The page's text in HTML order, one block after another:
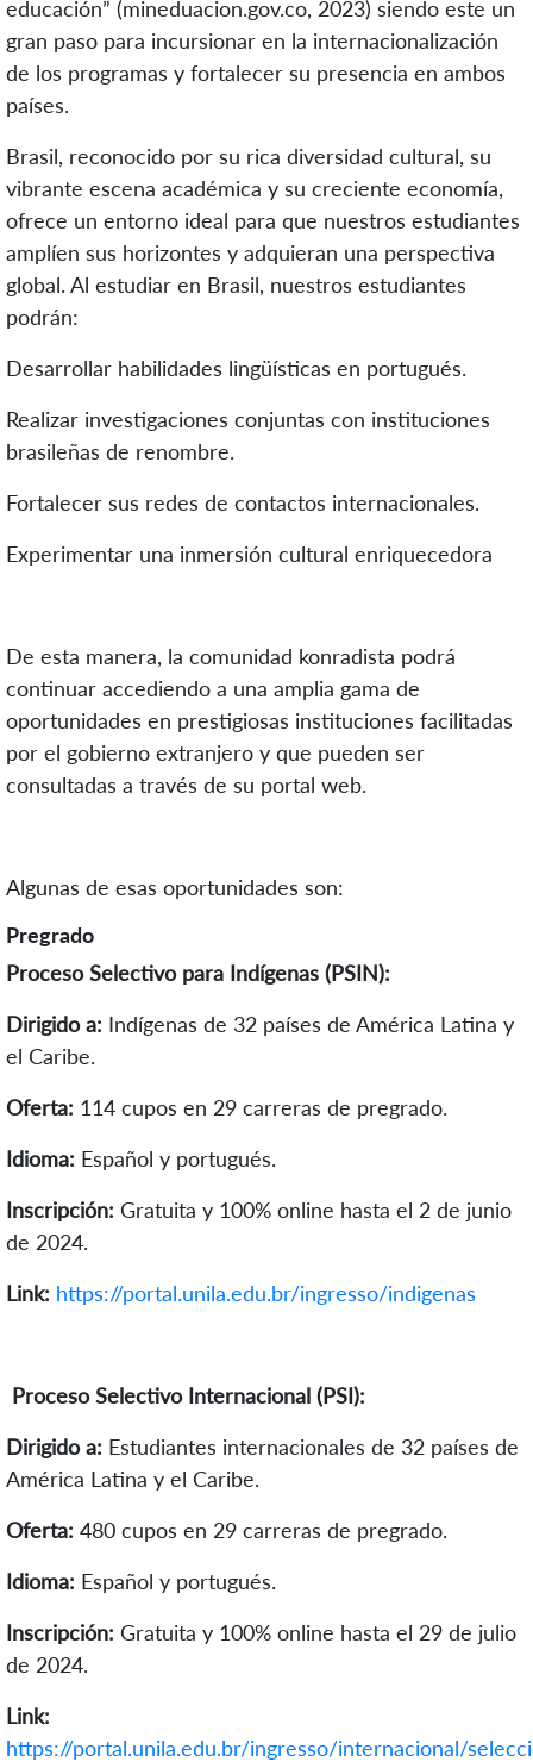
educación” (mineduacion.gov.co, 2023) siendo este un
gran paso para incursionar en la internacionalización
de los programas y fortalecer su presencia en ambos
países.
Brasil, reconocido por su rica diversidad cultural, su
vibrante escena académica y su creciente economía,
ofrece un entorno ideal para que nuestros estudiantes
amplíen sus horizontes y adquieran una perspectiva
global. Al estudiar en Brasil, nuestros estudiantes
podrán:
Desarrollar habilidades lingüísticas en portugués.
Realizar investigaciones conjuntas con instituciones
brasileñas de renombre.
Fortalecer sus redes de contactos internacionales.
Experimentar una inmersión cultural enriquecedora
De esta manera, la comunidad konradista podrá
continuar accediendo a una amplia gama de
oportunidades en prestigiosas instituciones facilitadas
por el gobierno extranjero y que pueden ser
consultadas a través de su portal web.
Algunas de esas oportunidades son:
Pregrado
Proceso Selectivo para Indígenas (PSIN):
Dirigido a: Indígenas de 32 países de América Latina y
el Caribe.
Oferta: 114 cupos en 29 carreras de pregrado.
Idioma: Español y portugués.
Inscripción: Gratuita y 100% online hasta el 2 de junio
de 2024.
Link: https://portal.unila.edu.br/ingresso/indigenas
Proceso Selectivo Internacional (PSI):
Dirigido a: Estudiantes internacionales de 32 países de
América Latina y el Caribe.
Oferta: 480 cupos en 29 carreras de pregrado.
Idioma: Español y portugués.
Inscripción: Gratuita y 100% online hasta el 29 de julio
de 2024.
Link:
https://portal.unila.edu.br/ingresso/internacional/